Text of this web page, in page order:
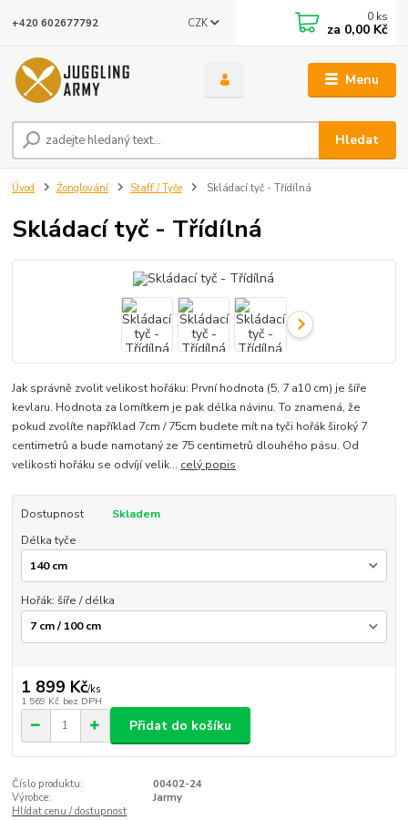
Menu
CZK
Hledat
+420 602677792 0 ks
za 0,00 Kč
Úvod Žonglování Staff / Tyče Skládací tyč - Třídílná
Skládací tyč - Třídílná
Jak správně zvolit velikost hořáku: První hodnota (5, 7 a10 cm) je šíře
kevlaru. Hodnota za lomítkem je pak délka návinu. To znamená, že
pokud zvolíte například 7cm / 75cm budete mít na tyči hořák široký 7
centimetrů a bude namotaný ze 75 centimetrů dlouhého pásu. Od
velikosti hořáku se odvíjí velik... celý popis
Dostupnost
Skladem
Délka tyče
Hořák: šíře / délka
1 899 Kč/ks
1 569 Kč bez DPH
Přidat do košíku
Číslo produktu:
00402-24
Výrobce:
Jarmy
Hlídat cenu / dostupnost